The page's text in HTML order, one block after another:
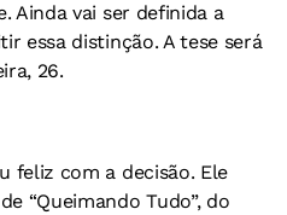
Ainda vai ser definida a
essa distinção. A tese será
26.
feliz com a decisão. Ele
“Queimando Tudo”, do